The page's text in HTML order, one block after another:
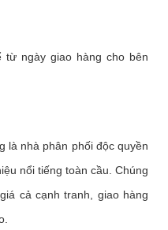
từ ngày giao hàng cho bên
là nhà phân phối độc quyền
nổi tiếng toàn cầu. Chúng
cả cạnh tranh, giao hàng